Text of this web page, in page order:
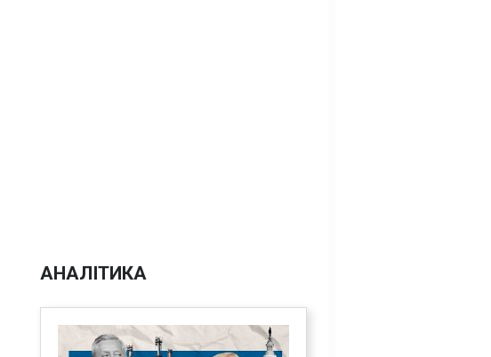
АНАЛІТИКА